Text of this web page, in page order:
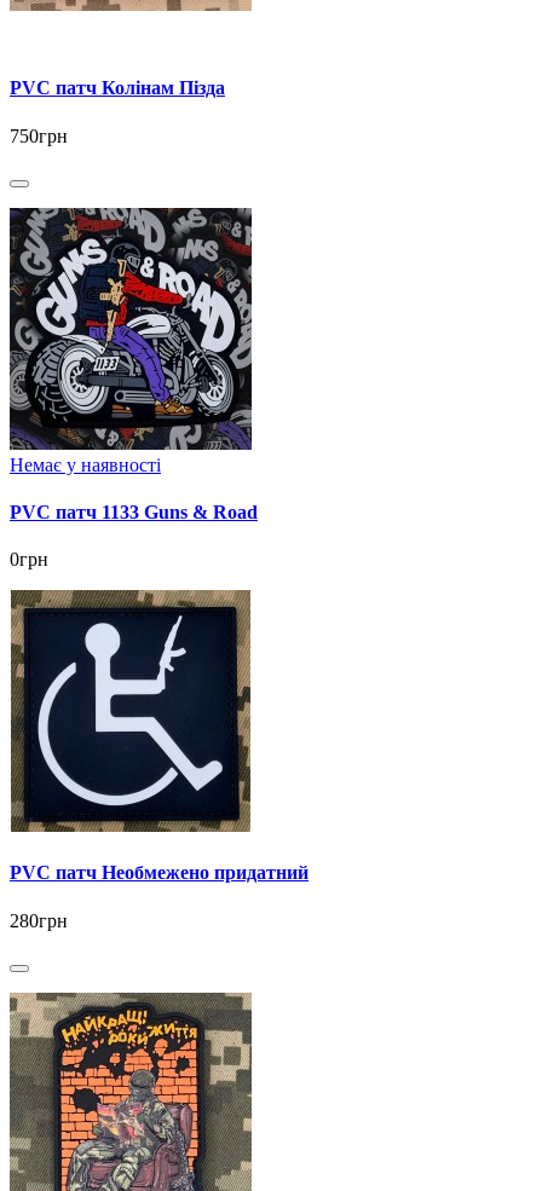
PVC патч Колінам Пізда
750грн
Немає у наявності
PVC патч 1133 Guns & Road
0грн
PVC патч Необмежено придатний
280грн